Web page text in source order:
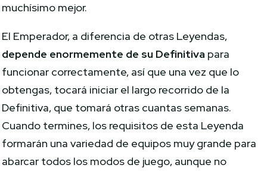
muchísimo mejor.
El Emperador, a diferencia de otras Leyendas,
depende enormemente de su Definitiva para
funcionar correctamente, así que una vez que lo
obtengas, tocará iniciar el largo recorrido de la
Definitiva, que tomará otras cuantas semanas.
Cuando termines, los requisitos de esta Leyenda
formarán una variedad de equipos muy grande para
abarcar todos los modos de juego, aunque no